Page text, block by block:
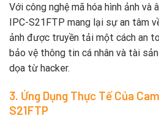
Với công nghệ mã hóa hình ảnh và
IPC-S21FTP mang lại sự an tâm
ảnh được truyền tải một cách an
bảo vệ thông tin cá nhân và tài
dọa từ hacker.
3. Ứng Dụng Thực Tế Của
S21FTP